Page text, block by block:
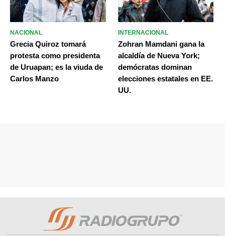
NACIONAL
Grecia Quiroz tomará
protesta como presidenta
de Uruapan; es la viuda de
Carlos Manzo
INTERNACIONAL
Zohran Mamdani gana la
alcaldía de Nueva York;
demócratas dominan
elecciones estatales en EE.
UU.